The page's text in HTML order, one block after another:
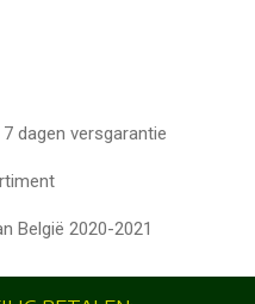
7 dagen versgarantie
België 2020-2021